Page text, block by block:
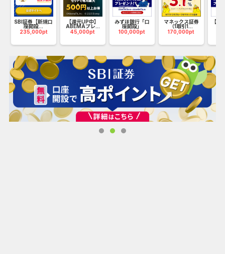
新規契約なら28,200円キャッシュバックのキャンペーンを
実施中です。
□■PLAIO WiMAXが選ばれる理由□■
・快適・快速！ストレスフリー！
データ容量無制限で気にせず使える！
・速い回線に自動でつながる3つのネットワーク
SBI証券【新規口
座開設...
235,000pt
【還元UP中】
ABEMAプレ...
45,000pt
みずほ銀行「口
座開設」
100,000pt
マネックス証券
（1取引1...
170,000pt
【リ